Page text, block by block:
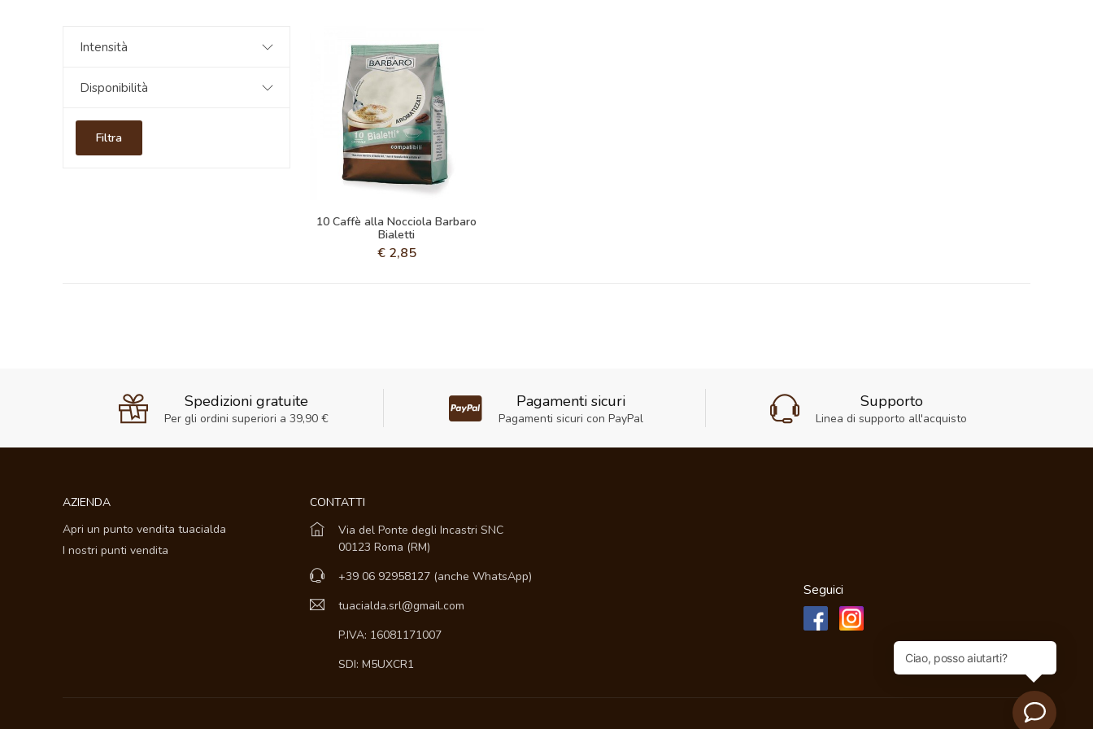
Intensità
Disponibilità
Filtra
10 Caffè alla Nocciola Barbaro
Bialetti
€ 2,85
Spedizioni gratuite
Per gli ordini superiori a 39,90 €
Pagamenti sicuri
Pagamenti sicuri con PayPal
Supporto
Linea di supporto all'acquisto
AZIENDA
Apri un punto vendita tuacialda
I nostri punti vendita
CONTATTI
Via del Ponte degli Incastri SNC
00123 Roma (RM)
+39 06 92958127 (anche WhatsApp)
tuacialda.srl@gmail.com
P.IVA: 16081171007
SDI: M5UXCR1
Seguici